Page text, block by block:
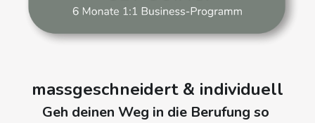
massgeschneidert & individuell
Geh deinen Weg in die Berufung so